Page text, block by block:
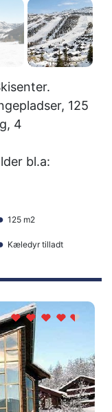
125
4
bl.a:
125 m2
Kæledyr tilladt